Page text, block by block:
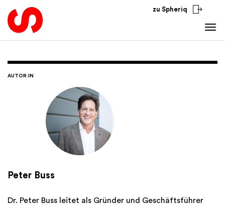
zu Spheriq
Gesuchsmanagement
Spenden-Tools
Förderwissen
Aus dem Sektor
International
AUTOR:IN
Peter Buss
Dr. Peter Buss leitet als Gründer und Geschäftsführer